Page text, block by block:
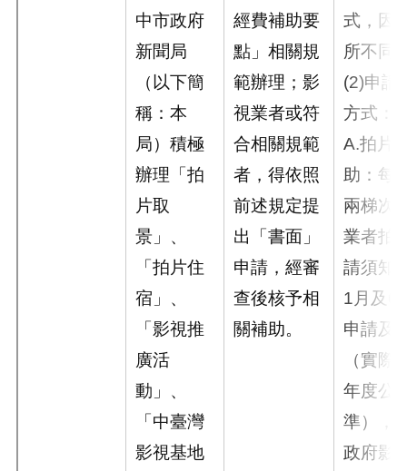
中市政府
新聞局
（以下簡
稱：本
局）積極
辦理「拍
片取
景」、
「拍片住
宿」、
「影視推
廣活
動」、
「中臺灣
影視基地
經費補助要
點」相關規
範辦理；影
視業者或符
合相關規範
者，得依照
前述規定提
出「書面」
申請，經審
查後核予相
關補助。
式，因
所不同
(2)申請
方式：
A.拍片
助：每
兩梯次
業者拍
請須知
1月及6
申請及
（實際
年度公
準），
政府影